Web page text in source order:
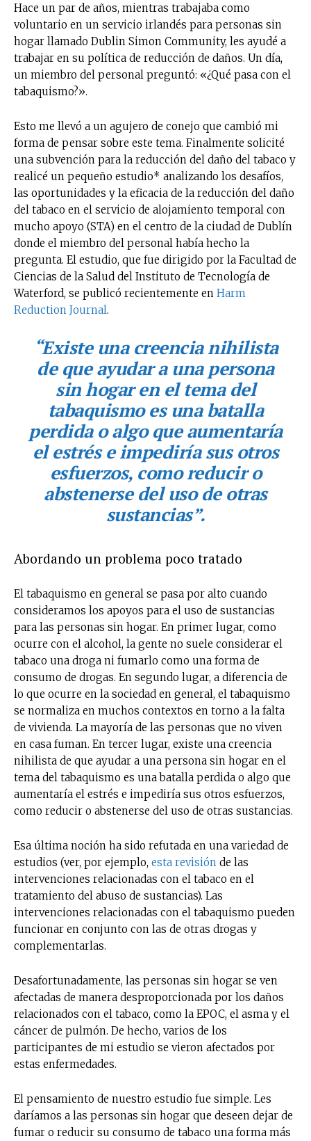
Hace un par de años, mientras trabajaba como
voluntario en un servicio irlandés para personas sin
hogar llamado Dublin Simon Community, les ayudé a
trabajar en su política de reducción de daños. Un día,
un miembro del personal preguntó: «¿Qué pasa con el
tabaquismo?».
Esto me llevó a un agujero de conejo que cambió mi
forma de pensar sobre este tema. Finalmente solicité
una subvención para la reducción del daño del tabaco y
realicé un pequeño estudio* analizando los desafíos,
las oportunidades y la eficacia de la reducción del daño
del tabaco en el servicio de alojamiento temporal con
mucho apoyo (STA) en el centro de la ciudad de Dublín
donde el miembro del personal había hecho la
pregunta. El estudio, que fue dirigido por la Facultad de
Ciencias de la Salud del Instituto de Tecnología de
Waterford, se publicó recientemente en Harm
Reduction Journal.
“Existe una creencia nihilista
de que ayudar a una persona
sin hogar en el tema del
tabaquismo es una batalla
perdida o algo que aumentaría
el estrés e impediría sus otros
esfuerzos, como reducir o
abstenerse del uso de otras
sustancias”.
Abordando un problema poco tratado
El tabaquismo en general se pasa por alto cuando
consideramos los apoyos para el uso de sustancias
para las personas sin hogar. En primer lugar, como
ocurre con el alcohol, la gente no suele considerar el
tabaco una droga ni fumarlo como una forma de
consumo de drogas. En segundo lugar, a diferencia de
lo que ocurre en la sociedad en general, el tabaquismo
se normaliza en muchos contextos en torno a la falta
de vivienda. La mayoría de las personas que no viven
en casa fuman. En tercer lugar, existe una creencia
nihilista de que ayudar a una persona sin hogar en el
tema del tabaquismo es una batalla perdida o algo que
aumentaría el estrés e impediría sus otros esfuerzos,
como reducir o abstenerse del uso de otras sustancias.
Esa última noción ha sido refutada en una variedad de
estudios (ver, por ejemplo, esta revisión de las
intervenciones relacionadas con el tabaco en el
tratamiento del abuso de sustancias). Las
intervenciones relacionadas con el tabaquismo pueden
funcionar en conjunto con las de otras drogas y
complementarlas.
Desafortunadamente, las personas sin hogar se ven
afectadas de manera desproporcionada por los daños
relacionados con el tabaco, como la EPOC, el asma y el
cáncer de pulmón. De hecho, varios de los
participantes de mi estudio se vieron afectados por
estas enfermedades.
El pensamiento de nuestro estudio fue simple. Les
daríamos a las personas sin hogar que deseen dejar de
fumar o reducir su consumo de tabaco una forma más